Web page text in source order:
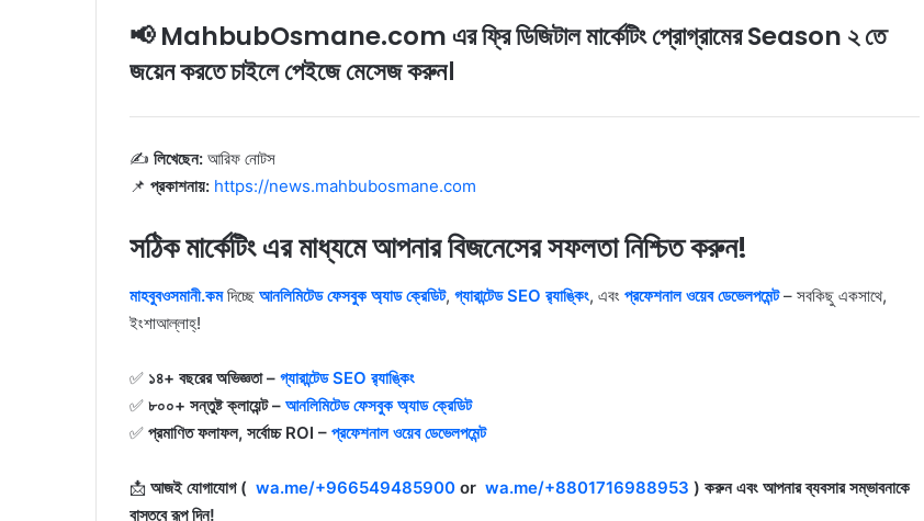
📢 MahbubOsmane.com এর ফ্রি ডিজিটাল মার্কেটিং প্রোগ্রামের Season ২ তে
জয়েন করতে চাইলে পেইজে মেসেজ করুন।
✍️ লিখেছেন: আরিফ নোটস
📌 প্রকাশনায়: https://news.mahbubosmane.com
সঠিক মার্কেটিং এর মাধ্যমে আপনার বিজনেসের সফলতা নিশ্চিত করুন!
মাহবুবওসমানী.কমদিচ্ছে আনলিমিটেড ফেসবুক অ্যাড ক্রেডিট, গ্যারান্টেড SEO র‍্যাঙ্কিং, এবং প্রফেশনাল ওয়েব ডেভেলপমেন্ট– সবকিছু একসাথে,
ইংশাআল্লাহ্‌!
✅ ১৪+ বছরের অভিজ্ঞতা – গ্যারান্টেড SEO র‍্যাঙ্কিং
✅ ৮০০+ সন্তুষ্ট ক্লায়েন্ট – আনলিমিটেড ফেসবুক অ্যাড ক্রেডিট
✅ প্রমাণিত ফলাফল, সর্বোচ্চ ROI – প্রফেশনাল ওয়েব ডেভেলপমেন্ট
📩 আজই যোগাযোগ ( wa.me/+966549485900 or wa.me/+8801716988953 ) করুন এবং আপনার ব্যবসার সম্ভাবনাকে
বাস্তবে রূপ দিন!